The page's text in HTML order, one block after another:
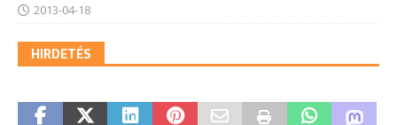
2013-04-18
HIRDETÉS